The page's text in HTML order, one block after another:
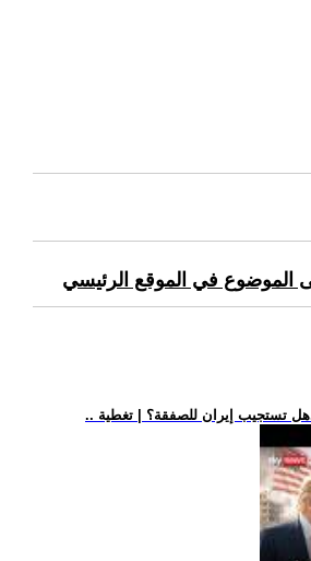
الموضوع في الموقع الرئيسي
..هل تستجيب إيران للصفقة؟ | تغطية